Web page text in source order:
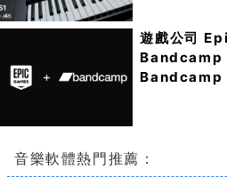
遊戲公司
Bandcamp
Bandcamp
音樂軟體熱門推薦：